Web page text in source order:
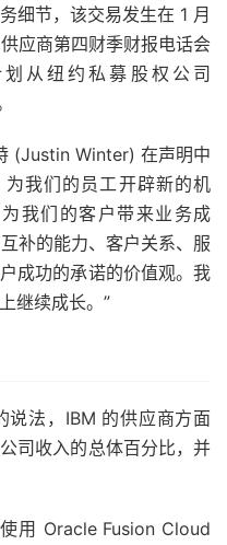
细节，该交易发生在 1 月
应商第四财季财报电话会
从纽约私募股权公司
(Justin Winter) 在声明中
我们的员工开辟新的机
我们的客户带来业务成
补的能力、客户关系、服
成功的承诺的价值观。我
继续成长。”
法，IBM 的供应商方面
司收入的总体百分比，并
用 Oracle Fusion Cloud